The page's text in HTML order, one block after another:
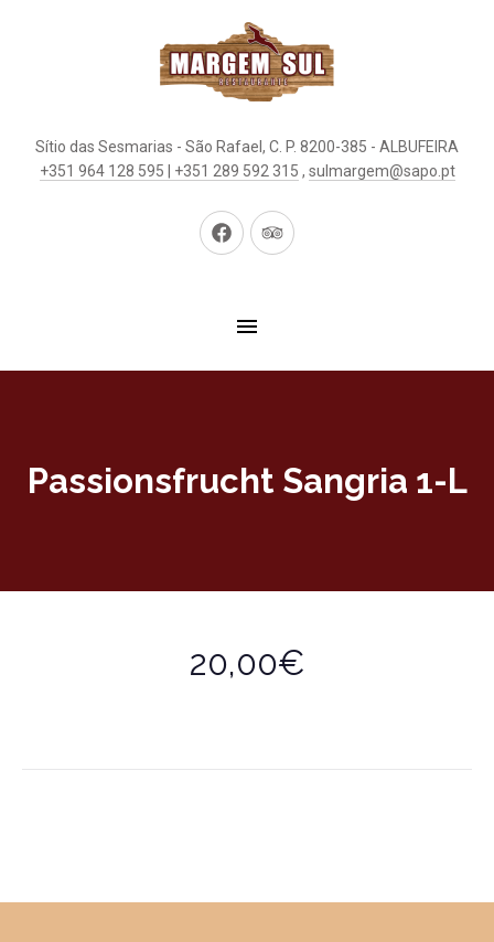
Sítio das Sesmarias - São Rafael, C. P. 8200-385 - ALBUFEIRA
+351 964 128 595 | +351 289 592 315 , sulmargem@sapo.pt
Neues Neues
Passionsfrucht Sangria 1-L
20,00€